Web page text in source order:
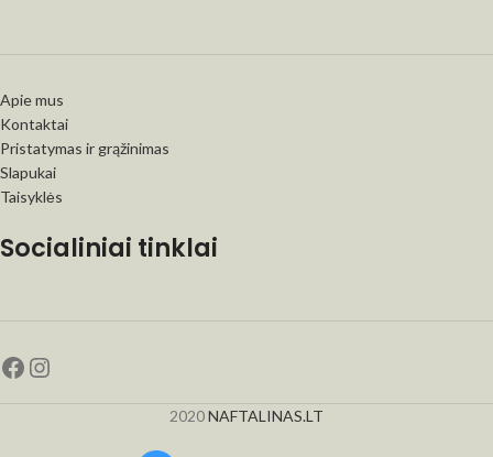
Apie mus
Kontaktai
Pristatymas ir grąžinimas
Slapukai
Taisyklės
Socialiniai tinklai
2020NAFTALINAS.LT